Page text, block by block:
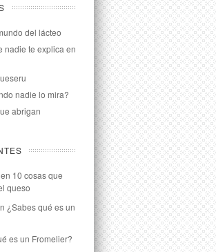
del lácteo
nadie te explica en
nadie lo mira?
abrigan
en 10 cosas que
queso
¿Sabes qué es un
es un Fromelier?